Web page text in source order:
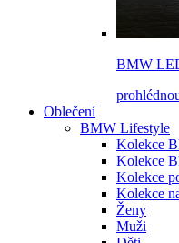
BMW
Oblečení
BMW Lifestyle
Kolekce
Kolekce
Kolekce
Kolekce
Ženy
Muži